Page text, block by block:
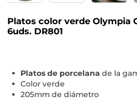
Platos color verde Olympia
6uds. DR801
Platos de porcelana de la
Color verde
205mm de diámetro